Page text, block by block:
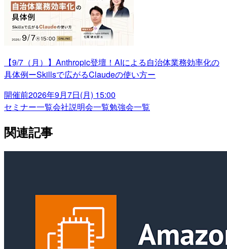
【9/7（月）】Anthropic登壇！AIによる自治体業務効率化の
具体例ーSkillsで広がるClaudeの使い方ー
開催前2026年9月7日(月) 15:00
セミナー一覧会社説明会一覧勉強会一覧
関連記事